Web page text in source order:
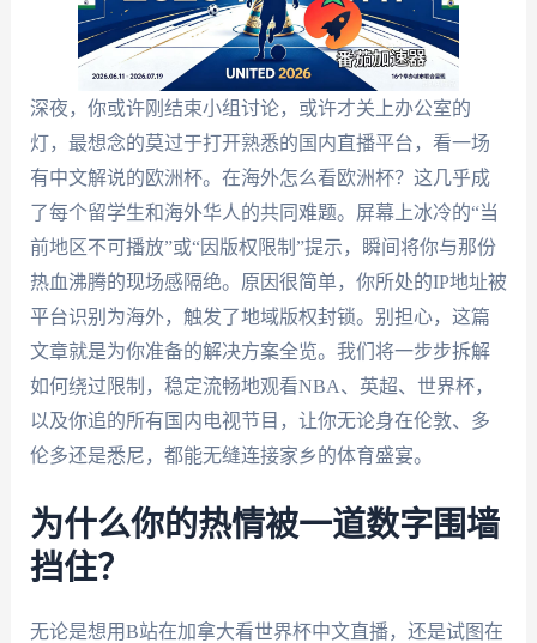
深夜，你或许刚结束小组讨论，或许才关上办公室的
灯，最想念的莫过于打开熟悉的国内直播平台，看一场
有中文解说的欧洲杯。在海外怎么看欧洲杯？这几乎成
了每个留学生和海外华人的共同难题。屏幕上冰冷的“当
前地区不可播放”或“因版权限制”提示，瞬间将你与那份
热血沸腾的现场感隔绝。原因很简单，你所处的IP地址被
平台识别为海外，触发了地域版权封锁。别担心，这篇
文章就是为你准备的解决方案全览。我们将一步步拆解
如何绕过限制，稳定流畅地观看NBA、英超、世界杯，
以及你追的所有国内电视节目，让你无论身在伦敦、多
伦多还是悉尼，都能无缝连接家乡的体育盛宴。
为什么你的热情被一道数字围墙
挡住？
无论是想用B站在加拿大看世界杯中文直播，还是试图在